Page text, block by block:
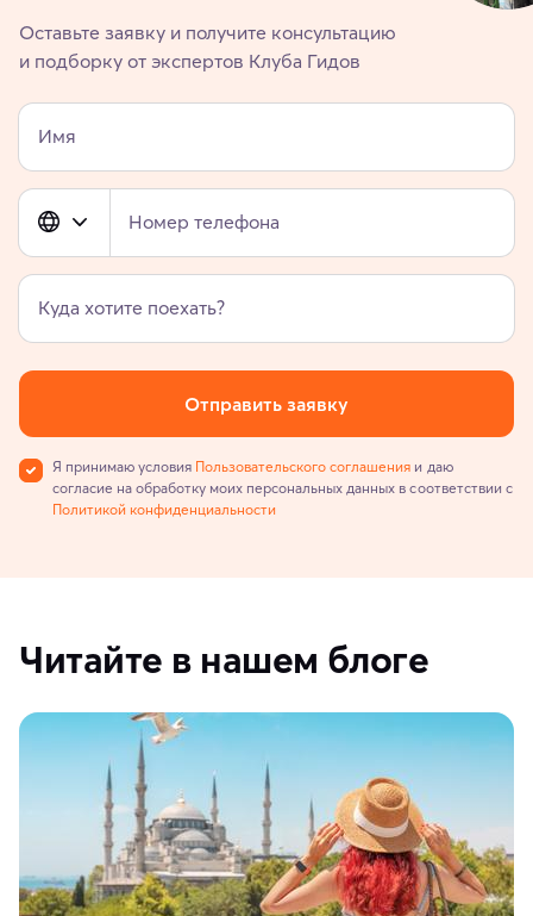
Оставьте заявку и получите консультацию
и подборку от экспертов Клуба Гидов
Имя
Номер телефона
Куда хотите поехать?
Отправить заявку
Я принимаю условия Пользовательского соглашения и даю
согласие на обработку моих персональных данных в соответствии с
Политикой конфиденциальности
Читайте в нашем блоге